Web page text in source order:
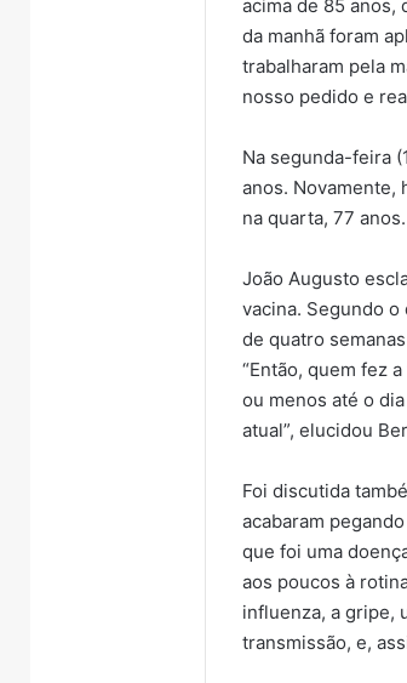
acima de 85
da manhã foram
trabalharam pela
nosso pedido e
Na segunda-feira
anos. Novamente,
na quarta, 77 anos.
João Augusto
vacina. Segundo
de quatro
“Então, quem fez
ou menos até o
atual”, elucidou
Foi discutida
acabaram
que foi uma
aos poucos à
influenza, a gripe,
transmissão, e,